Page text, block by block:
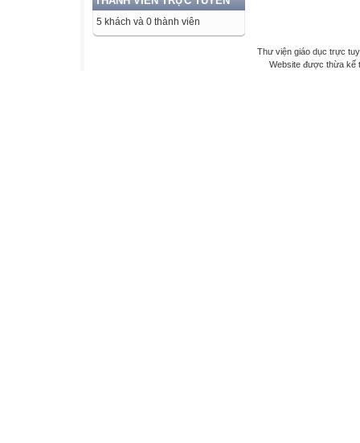
5 khách và 0 thành viên
Thư viện giáo dục trực
Website được thừa kế